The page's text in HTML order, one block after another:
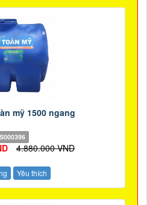
mỹ 1500 ngang
S000396
4.880.000 VND
Yêu thích